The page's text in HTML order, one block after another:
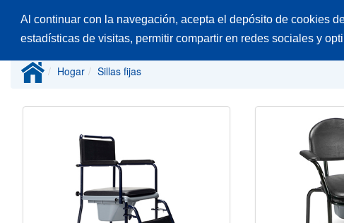
Al continuar con la navegación, acepta el depósito de cookies
estadísticas de visitas, permitir compartir en redes sociales y
Inicio Productos Catálogos Despieces
Hogar Sillas fijas